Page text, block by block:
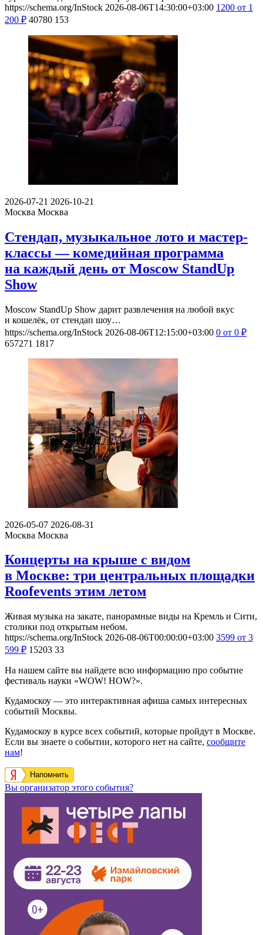
https://schema.org/InStock 2026-08-06T14:30:00+03:00 1200 от 1
200 ₽ 40780 153
2026-07-21 2026-10-21
Москва Москва
Стендап, музыкальное лото и мастер-
классы — комедийная программа
на каждый день от Moscow StandUp
Show
Moscow StandUp Show дарит развлечения на любой вкус
и кошелёк, от стендап шоу…
https://schema.org/InStock 2026-08-06T12:15:00+03:00 0 от 0 ₽
657271 1817
2026-05-07 2026-08-31
Москва Москва
Концерты на крыше с видом
в Москве: три центральных площадки
Roofevents этим летом
Живая музыка на закате, панорамные виды на Кремль и Сити,
столики под открытым небом.
https://schema.org/InStock 2026-08-06T00:00:00+03:00 3599 от 3
599 ₽ 15203 33
На нашем сайте вы найдете всю информацию про событие
фестиваль науки «WOW! HOW?».
Кудамоскоу — это интерактивная афиша самых интересных
событий Москвы.
Кудамоскоу в курсе всех событий, которые пройдут в Москве.
Если вы знаете о событии, которого нет на сайте, сообщите
нам!
Напомнить
Вы организатор этого события?